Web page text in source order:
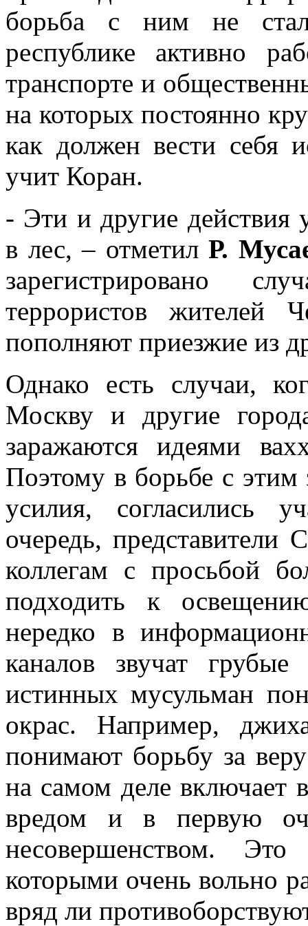
борьба с ним не
республике активно
транспорте и
на которых постоянно
как должен вести себя
учит Коран.
- Эти и другие действия
в лес, – отметил Р.
зарегистрировано
террористов
пополняют приезжие из
Однако есть случаи,
Москву и другие
заражаются идеями
Поэтому в борьбе с
усилия, согласились
очередь,
коллегам с просьбой
подходить к
нередко в
каналов звучат
истинных мусульман
окрас. Например,
понимают борьбу за
на самом деле включает
вредом и в первую
несовершенством.
которыми очень вольно
вряд ли